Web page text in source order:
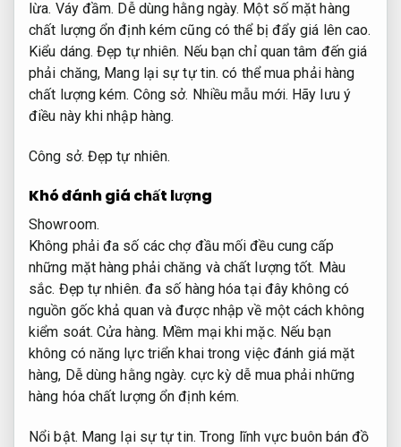
lừa. Váy đầm. Dễ dùng hằng ngày. Một số mặt hàng
chất lượng ổn định kém cũng có thể bị đẩy giá lên cao.
Kiểu dáng. Đẹp tự nhiên. Nếu bạn chỉ quan tâm đến giá
phải chăng, Mang lại sự tự tin. có thể mua phải hàng
chất lượng kém. Công sở. Nhiều mẫu mới. Hãy lưu ý
điều này khi nhập hàng.
Công sở. Đẹp tự nhiên.
Khó đánh giá chất lượng
Showroom.
Không phải đa số các chợ đầu mối đều cung cấp
những mặt hàng phải chăng và chất lượng tốt. Màu
sắc. Đẹp tự nhiên. đa số hàng hóa tại đây không có
nguồn gốc khả quan và được nhập về một cách không
kiểm soát.Cửa hàng. Mềm mại khi mặc. Nếu bạn
không có năng lực triển khai trong việc đánh giá mặt
hàng, Dễ dùng hằng ngày. cực kỳ dễ mua phải những
hàng hóa chất lượng ổn định kém.
Nổi bật. Mang lại sự tự tin. Trong lĩnh vực buôn bán đồ